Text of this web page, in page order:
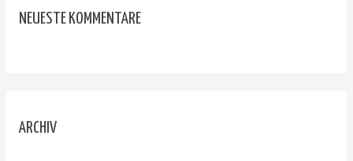
NEUESTE KOMMENTARE
ARCHIV